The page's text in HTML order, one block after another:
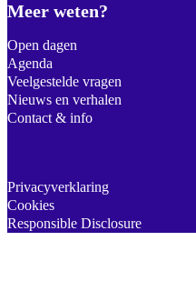
Meer weten?
Open dagen
Agenda
Veelgestelde vragen
Nieuws en verhalen
Contact & info
Privacyverklaring
Cookies
Responsible Disclosure